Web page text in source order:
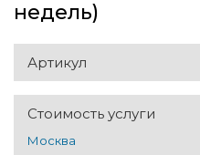
недель)
Артикул
Стоимость услуги
Москва